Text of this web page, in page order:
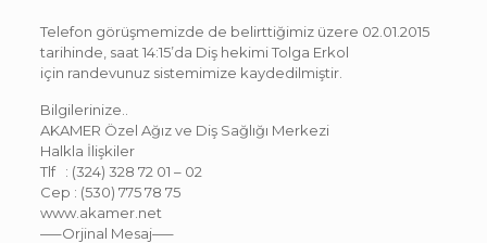
Telefon görüşmemizde de belirttiğimiz üzere 02.01.2015
tarihinde, saat 14:15’da Diş hekimi Tolga Erkol
için randevunuz sistemimize kaydedilmiştir.
Bilgilerinize..
AKAMER Özel Ağız ve Diş Sağlığı Merkezi
Halkla İlişkiler
Tlf : (324) 328 72 01 – 02
Cep : (530) 775 78 75
www.akamer.net
—–Orjinal Mesaj—–